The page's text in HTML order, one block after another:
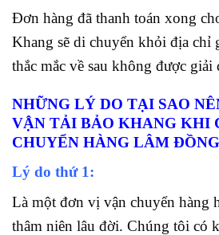
Đơn hàng đã thanh toán xong
Khang sẽ di chuyển khỏi địa chỉ
thắc mắc về sau không được giải
NHỮNG LÝ DO TẠI SAO
VẬN TẢI BẢO KHANG KHI
CHUYỂN HÀNG LÂM
Lý do thứ 1:
Là một đơn vị vận chuyển hàng
thâm niên lâu đời. Chúng tôi có